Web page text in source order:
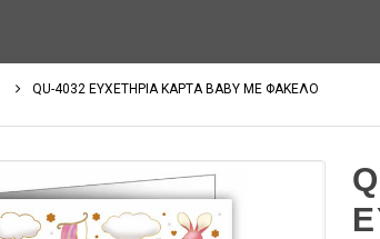
QU-4032 ΕΥΧΕΤΗΡΙΑ ΚΑΡΤΑ BABY ΜΕ ΦΑΚΕΛΟ